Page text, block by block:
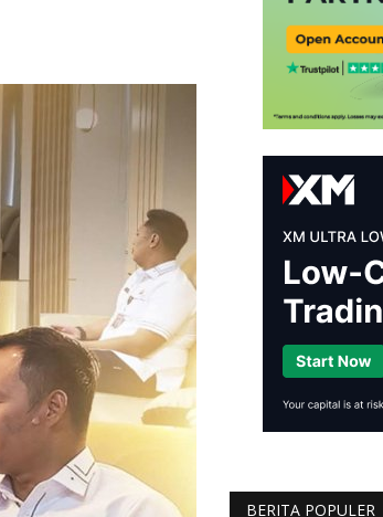
BERITA POPULER